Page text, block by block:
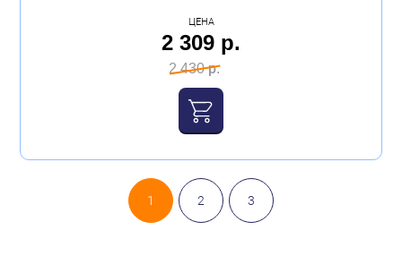
ЦЕНА
2 309 р.
2 430 р.
1 2 3